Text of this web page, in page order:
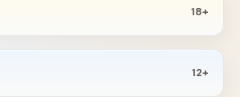
18+
12+